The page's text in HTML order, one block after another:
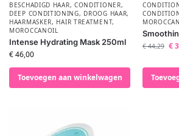
BESCHADIGD HAAR, CONDITIONER,
DEEP CONDITIONING, DROOG HAAR,
HAARMASKER, HAIR TREATMENT,
MOROCCANOIL
Intense Hydrating Mask 250ml
€46,00
Toevoegen aan winkelwagen
€44,29 €